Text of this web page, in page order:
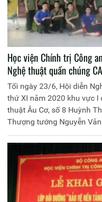
Học viện Chính trị Công
Nghệ thuật quần chúng
Tối ngày 23/6, Hội diễn
thứ XI năm 2020 khu vực I đã khai mạc tại Trung tâm Nghệ
thuật Âu Cơ, số 8 Huỳnh
Thượng tướng Nguyễn
Đảng, Thứ trưởng Bộ
sĩ – chiến sĩ.